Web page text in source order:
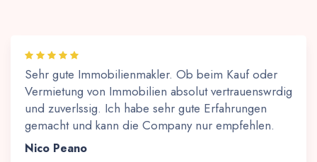
Sehr gute Immobilienmakler. Ob beim Kauf oder
Vermietung von Immobilien absolut vertrauenswrdig
und zuverlssig. Ich habe sehr gute Erfahrungen
gemacht und kann die Company nur empfehlen.
Nico Peano